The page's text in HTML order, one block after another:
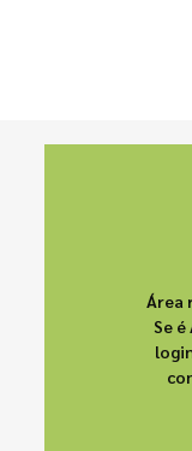
Área
Se é